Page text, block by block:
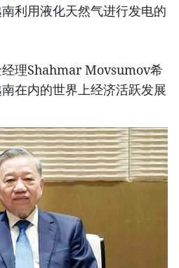
利用液化天然气进行发电的
理Shahmar Movsumov希
在内的世界上经济活跃发展